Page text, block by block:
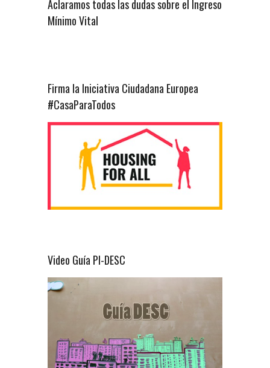
Aclaramos todas las dudas sobre el Ingreso
Mínimo Vital
Firma la Iniciativa Ciudadana Europea
#CasaParaTodos
Video Guía PI-DESC